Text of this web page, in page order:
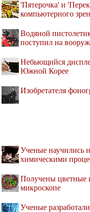
'Пятерочка' и
компьютерного
Водяной
поступил на
Небьющийся
Южной Корее
Изобретателя
Ученые научились
химическими
Получены цветные
микроскопе
Ученые